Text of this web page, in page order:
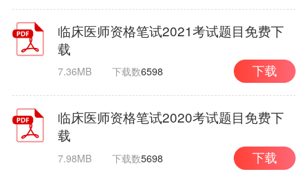
临床医师资格笔试2021考试题目免费下
载
7.36MB 下载数6598 下载
临床医师资格笔试2020考试题目免费下
载
7.98MB 下载数5698 下载